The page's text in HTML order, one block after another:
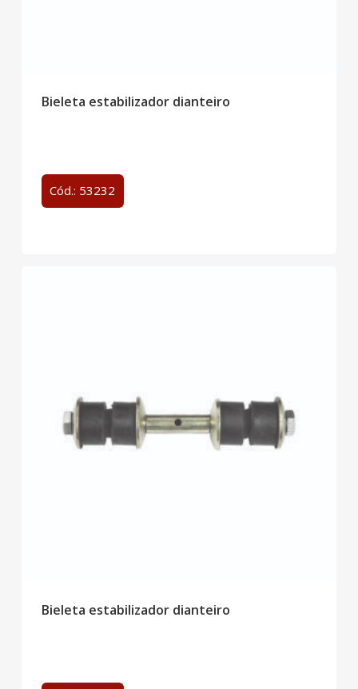
Bieleta estabilizador dianteiro
Cód.: 53232
Bieleta estabilizador dianteiro